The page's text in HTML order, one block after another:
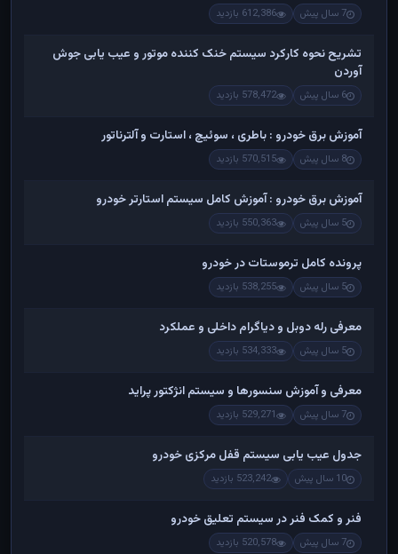
7 سال پیش 612,386 بازدید
تشریح نحوه کارکرد سیستم خنک کننده موتور و عیب یابی جوش
آوردن
6 سال پیش 578,472 بازدید
آموزش برق خودرو : باطری ، سوئیچ ، استارت و آلترناتور
8 سال پیش 570,515 بازدید
آموزش برق خودرو : آموزش کامل سیستم استارتر خودرو
5 سال پیش 550,363 بازدید
پرونده کامل ترموستات در خودرو
5 سال پیش 538,255 بازدید
معرفی رله دوبل و دیاگرام داخلی و عملکرد
5 سال پیش 534,333 بازدید
معرفی و آموزش سنسورها و سیستم انژکتور پراید
7 سال پیش 529,271 بازدید
جدول عیب یابی سیستم قفل مرکزی خودرو
10 سال پیش 523,242 بازدید
فنر و کمک فنر در سیستم تعلیق خودرو
7 سال پیش 520,578 بازدید